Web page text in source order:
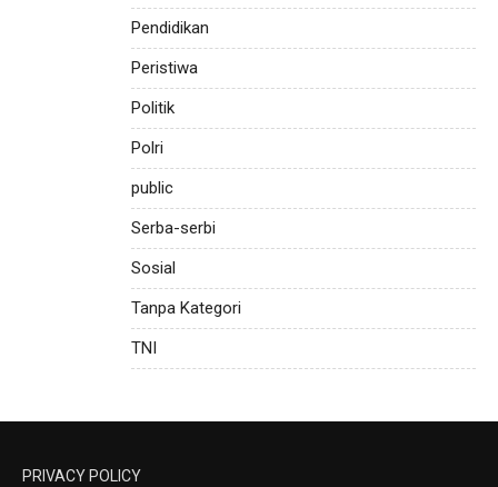
Pendidikan
Peristiwa
Politik
Polri
public
Serba-serbi
Sosial
Tanpa Kategori
TNI
PRIVACY POLICY